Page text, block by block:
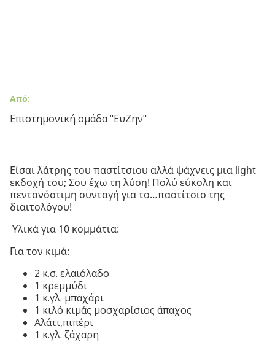
Από:
Επιστημονική ομάδα "ΕυΖην"
Είσαι λάτρης του παστίτσιου αλλά ψάχνεις μια light
εκδοχή του; Σου έχω τη λύση! Πολύ εύκολη και
πεντανόστιμη συνταγή για το…παστίτσιο της
διαιτολόγου!
Υλικά για 10 κομμάτια:
Για τον κιμά:
2 κ.σ. ελαιόλαδο
1 κρεμμύδι
1 κ.γλ. μπαχάρι
1 κιλό κιμάς μοσχαρίσιος άπαχος
Αλάτι,πιπέρι
1 κ.γλ. ζάχαρη